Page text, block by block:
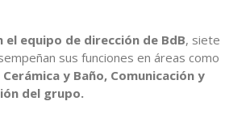
equipo de dirección de BdB, siete
sus funciones en áreas como
y Baño, Comunicación y
del grupo.